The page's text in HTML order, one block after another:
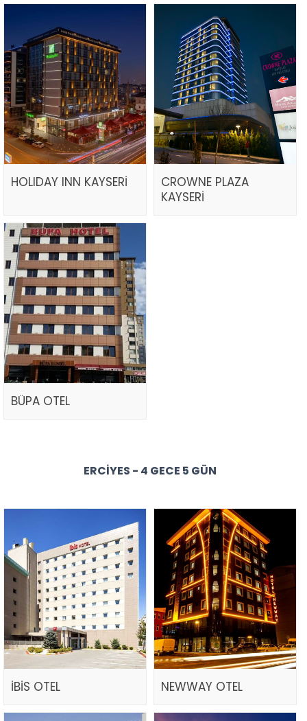
HOLIDAY INN KAYSERİ
CROWNE PLAZA
KAYSERİ
BÜPA OTEL
ERCIYES - 4 GECE 5 GÜN
İBİS OTEL NEWWAY OTEL